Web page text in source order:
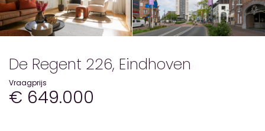
De Regent 226, Eindhoven
Vraagprijs
€ 649.000